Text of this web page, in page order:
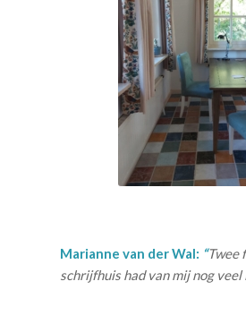
Marianne van der Wal: “Twee
schrijfhuis had van mij nog